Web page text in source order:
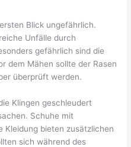
Blick ungefährlich.
Unfälle durch
gefährlich sind die
dem Mähen sollte der Rasen
überprüft werden.
Klingen geschleudert
Schuhe mit
Kleidung bieten zusätzlichen
sich während des